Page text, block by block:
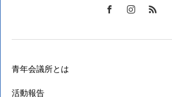
青年会議所とは
活動報告